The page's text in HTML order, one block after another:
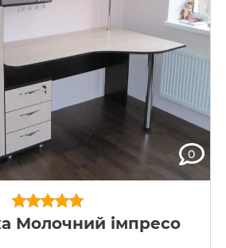
0
Молочний імпресо